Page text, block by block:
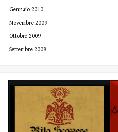
Gennaio 2010
Novembre 2009
Ottobre 2009
Settembre 2008